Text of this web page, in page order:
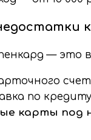
— это
по
карты под